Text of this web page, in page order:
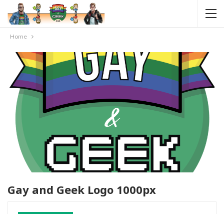
Home
Gay and Geek Logo 1000px